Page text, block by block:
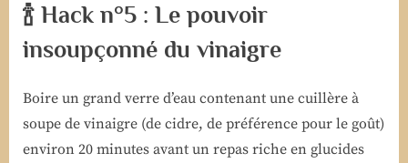
🍾 Hack n°5 : Le pouvoir
insoupçonné du vinaigre
Boire un grand verre d’eau contenant une cuillère à
soupe de vinaigre (de cidre, de préférence pour le goût)
environ 20 minutes avant un repas riche en glucides